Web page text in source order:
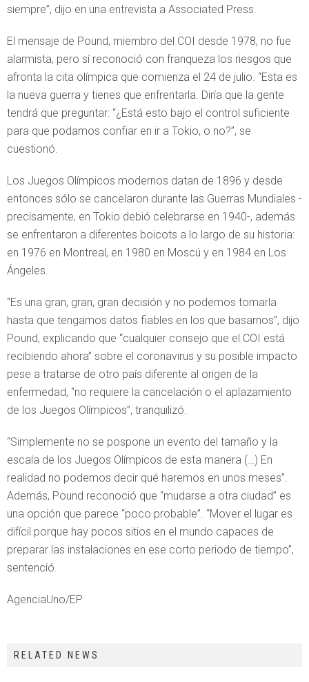
siempre”, dijo en una entrevista a Associated Press.
El mensaje de Pound, miembro del COI desde 1978, no fue
alarmista, pero sí reconoció con franqueza los riesgos que
afronta la cita olímpica que comienza el 24 de julio. “Esta es
la nueva guerra y tienes que enfrentarla. Diría que la gente
tendrá que preguntar: “¿Está esto bajo el control suficiente
para que podamos confiar en ir a Tokio, o no?”, se
cuestionó.
Los Juegos Olímpicos modernos datan de 1896 y desde
entonces sólo se cancelaron durante las Guerras Mundiales -
precisamente, en Tokio debió celebrarse en 1940-, además
se enfrentaron a diferentes boicots a lo largo de su historia:
en 1976 en Montreal, en 1980 en Moscú y en 1984 en Los
Ángeles.
“Es una gran, gran, gran decisión y no podemos tomarla
hasta que tengamos datos fiables en los que basarnos”, dijo
Pound, explicando que “cualquier consejo que el COI está
recibiendo ahora” sobre el coronavirus y su posible impacto
pese a tratarse de otro país diferente al origen de la
enfermedad, “no requiere la cancelación o el aplazamiento
de los Juegos Olímpicos”, tranquilizó.
“Simplemente no se pospone un evento del tamaño y la
escala de los Juegos Olímpicos de esta manera (…) En
realidad no podemos decir qué haremos en unos meses”.
Además, Pound reconoció que “mudarse a otra ciudad” es
una opción que parece “poco probable”. “Mover el lugar es
difícil porque hay pocos sitios en el mundo capaces de
preparar las instalaciones en ese corto periodo de tiempo”,
sentenció.
AgenciaUno/EP
RELATED NEWS